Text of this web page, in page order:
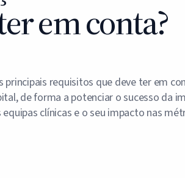
em conta?
requisitos que deve ter em
de forma a potenciar o sucesso da
clínicas e o seu impacto nas